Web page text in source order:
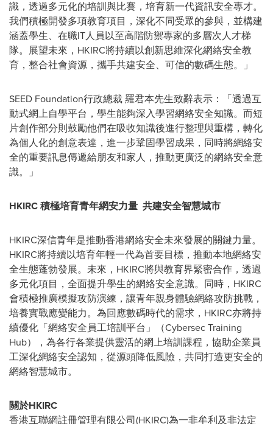
識，透過多元化的培訓與比賽，培育新一代資訊安全專才。
我們積極開發多項教育項目，深化不同受眾的參與，並構建
涵蓋學生、在職IT人員以至高階防禦專家的多層次人才梯
隊。展望未來，HKIRC將持續以創新思維深化網絡安全教
育，整合社會資源，攜手共建安全、可信的數碼生態。」
SEED Foundation行政總裁 羅君本先生致辭表示：「透過互
動式網上自學平台，學生能夠深入學習網絡安全知識。而短
片創作部分則鼓勵他們在吸收知識後進行整理與重構，轉化
為個人化的創意表達，進一步鞏固學習成果，同時將網絡安
全的重要訊息傳遞給朋友和家人，推動更廣泛的網絡安全意
識。」
HKIRC積極培育青年網安力量 共建安全智慧城市
HKIRC深信青年是推動香港網絡安全未來發展的關鍵力量。
HKIRC將持續以培育年輕一代為首要目標，推動本地網絡安
全生態蓬勃發展。未來，HKIRC將與教育界緊密合作，透過
多元化項目，全面提升學生的網絡安全意識。同時，HKIRC
會積極推廣模擬攻防演練，讓青年親身體驗網絡攻防挑戰，
培養實戰應變能力。為回應數碼時代的需求，HKIRC亦將持
續優化「網絡安全員工培訓平台」（Cybersec Training
Hub），為各行各業提供靈活的網上培訓課程，協助企業員
工深化網絡安全認知，從源頭降低風險，共同打造更安全的
網絡智慧城市。
關於HKIRC
香港互聯網註冊管理有限公司(HKIRC)為一非牟利及非法定